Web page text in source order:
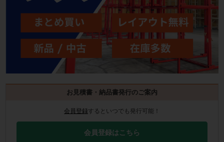
お見積書・納品書発行のご案内
会員登録するといつでも発行可能！
会員登録はこちら